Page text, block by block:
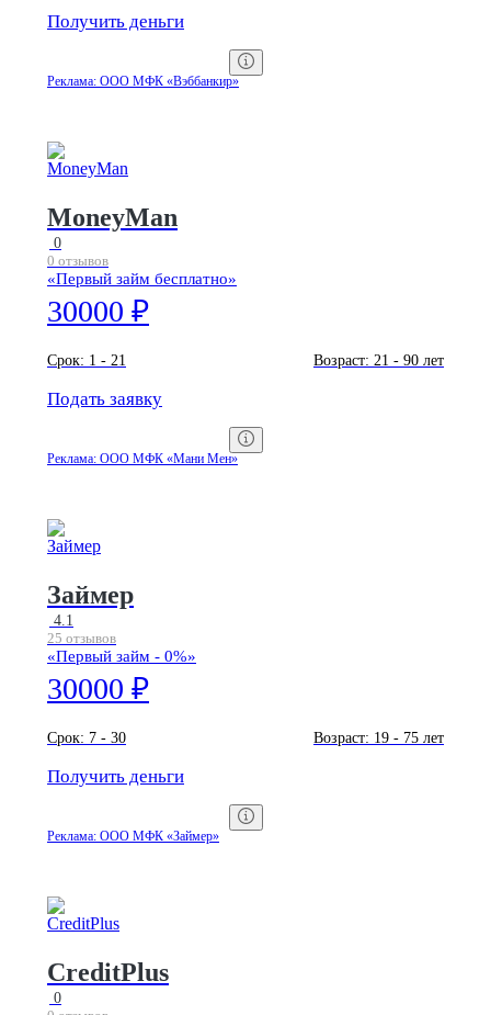
Получить деньги
Реклама: ООО МФК «Вэббанкир»
MoneyMan
0
0 отзывов
«Первый займ бесплатно»
30000 ₽
Срок: 1 - 21 Возраст: 21 - 90 лет
Подать заявку
Реклама: ООО МФК «Мани Мен»
Займер
4.1
25 отзывов
«Первый займ - 0%»
30000 ₽
Срок: 7 - 30 Возраст: 19 - 75 лет
Получить деньги
Реклама: ООО МФК «Займер»
CreditPlus
0